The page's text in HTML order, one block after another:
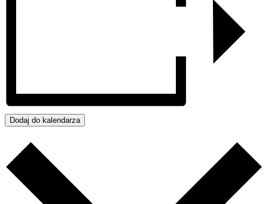
Dodaj do kalendarza